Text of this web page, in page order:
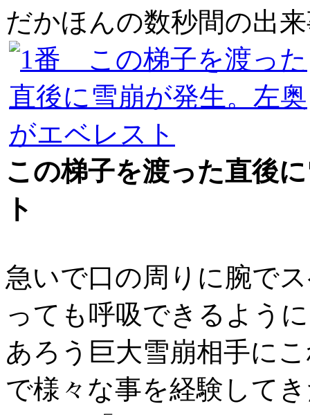
だかほんの数秒間の出
この梯子を渡った直後
ト
急いで口の周りに腕で
っても呼吸できるよう
あろう巨大雪崩相手に
で様々な事を経験して